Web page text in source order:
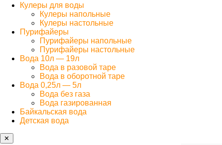
Кулеры для воды
Кулеры напольные
Кулеры настольные
Пурифайеры
Пурифайеры напольные
Пурифайеры настольные
Вода 10л — 19л
Вода в разовой таре
Вода в оборотной таре
Вода 0,25л — 5л
Вода без газа
Вода газированная
Байкальская вода
Детская вода
✕